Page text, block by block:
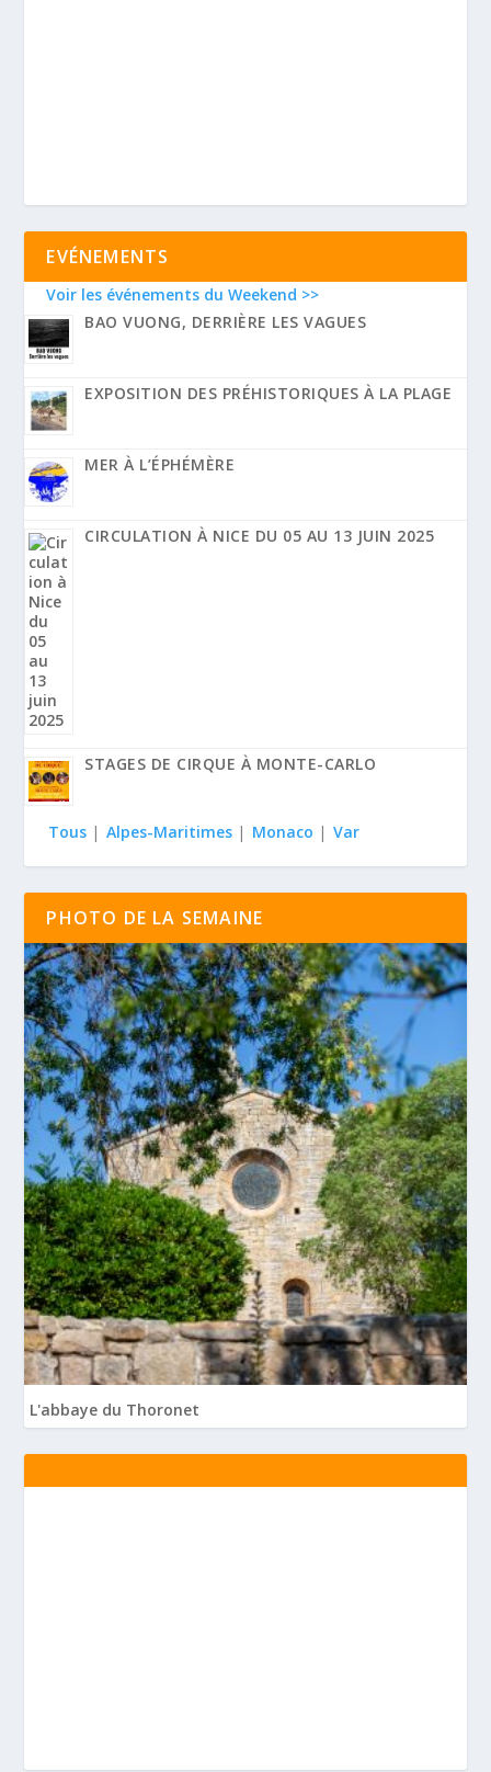
EVÉNEMENTS
Voir les événements du Weekend >>
BAO VUONG, DERRIÈRE LES VAGUES
EXPOSITION DES PRÉHISTORIQUES À LA PLAGE
MER À L’ÉPHÉMÈRE
CIRCULATION À NICE DU 05 AU 13 JUIN 2025
STAGES DE CIRQUE À MONTE-CARLO
Tous | Alpes-Maritimes | Monaco | Var
PHOTO DE LA SEMAINE
L'abbaye du Thoronet